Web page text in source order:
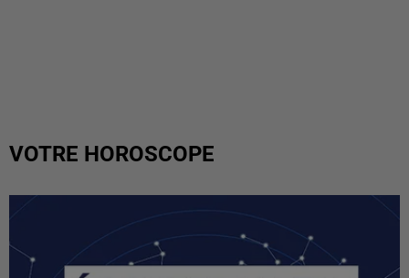
VOTRE HOROSCOPE